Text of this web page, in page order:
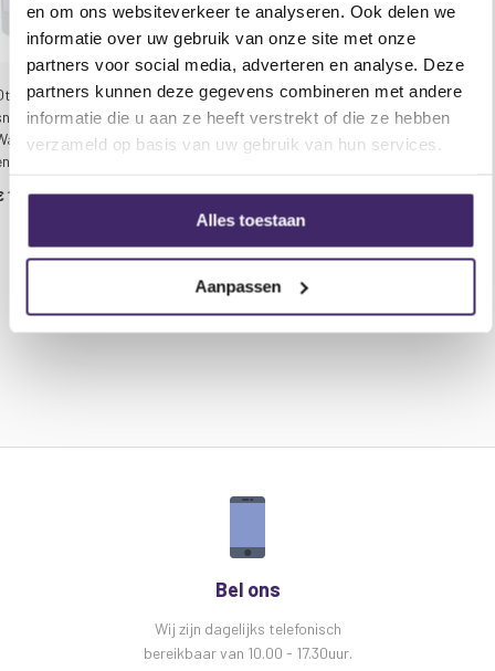
en om ons websiteverkeer te analyseren. Ook delen we
informatie over uw gebruik van onze site met onze
partners voor social media, adverteren en analyse. Deze
partners kunnen deze gegevens combineren met andere
informatie die u aan ze heeft verstrekt of die ze hebben
verzameld op basis van uw gebruik van hun services.
Alles toestaan
Aanpassen
800 W sneeuwstormeffect met een dekking
van ongeveer 8 m³ per minuut
Zes krachtige 1W LED's voegen een heldere,
kleurrijke lichtshow toe aan het sneeuweffect
Geleverd met bedrade en RF-
afstandsbedieningen
Specificaties Qtx SW-3LED:
Tank capaciteit 1,2 liter
Vermogen 800W
Volume per minuut 8m3
SW-3LED
800
met LED verlichting
1 ltr sneeuwvloeistof
106,90€ 155,95
Qtx SW-3LED
sneeuwmachine 800
Watt met LED verlichting
€ 119,90€ 168,95
Bel ons
Wij zijn dagelijks telefonisch
bereikbaar van 10.00 - 17.30uur.